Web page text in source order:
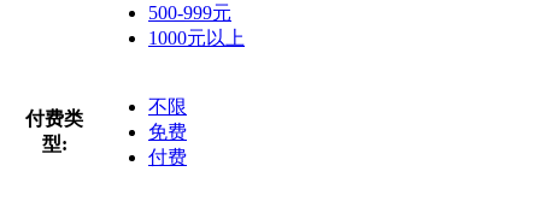
500-999元
1000元以上
付费类
型:
不限
免费
付费